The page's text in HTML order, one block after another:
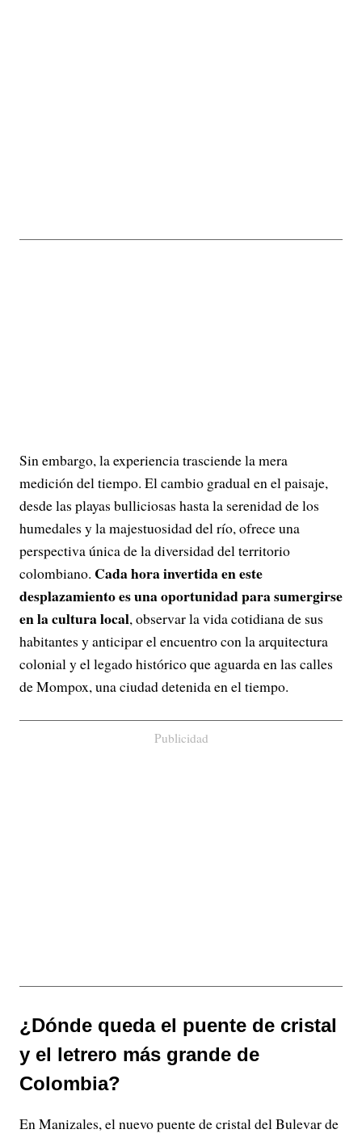
Sin embargo, la experiencia trasciende la mera
medición del tiempo. El cambio gradual en el paisaje,
desde las playas bulliciosas hasta la serenidad de los
humedales y la majestuosidad del río, ofrece una
perspectiva única de la diversidad del territorio
colombiano. Cada hora invertida en este
desplazamiento es una oportunidad para sumergirse
en la cultura local, observar la vida cotidiana de sus
habitantes y anticipar el encuentro con la arquitectura
colonial y el legado histórico que aguarda en las calles
de Mompox, una ciudad detenida en el tiempo.
Publicidad
¿Dónde queda el puente de cristal
y el letrero más grande de
Colombia?
En Manizales, el nuevo puente de cristal del Bulevar de